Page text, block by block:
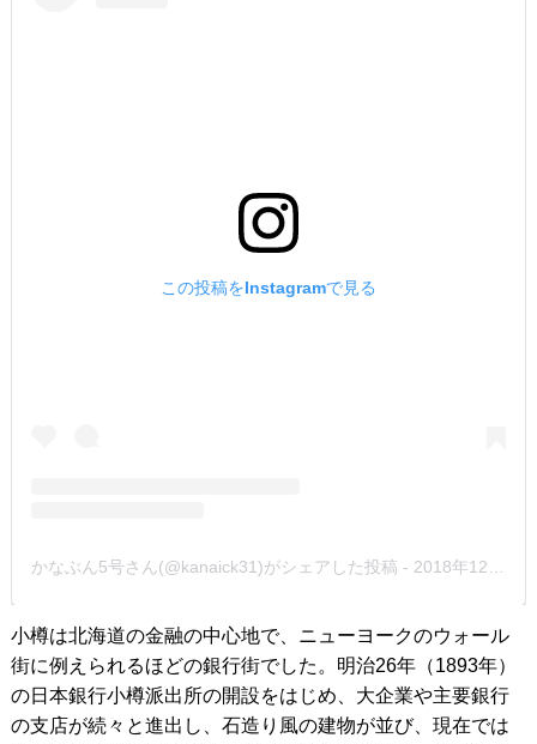
この投稿をInstagramで見る
かなぶん5号さん(@kanaick31)がシェアした投稿 - 2018年12月月21日午後6時38分PST
小樽は北海道の金融の中心地で、ニューヨークのウォール
街に例えられるほどの銀行街でした。明治26年（1893年）
の日本銀行小樽派出所の開設をはじめ、大企業や主要銀行
の支店が続々と進出し、石造り風の建物が並び、現在では